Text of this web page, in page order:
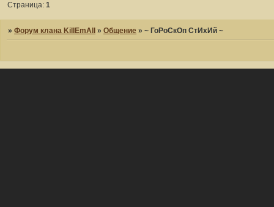
Страница:1
»Форум клана KillEmAll »Общение »~ ГоРоСкОп СтИхИй ~